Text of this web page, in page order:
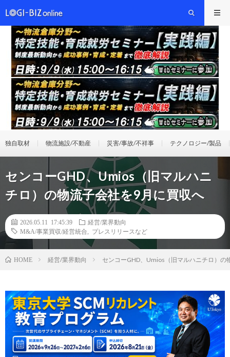
独自取材 物流施設/不動産 災害/事故/不祥事 テクノロジー/製品
センコーGHD、Umios（旧マルハニ
チロ）の物流子会社を9月に買収へ
2026.05.11 17:45:39
経営/業界動向
M&A/事業買収/経営統合
プレスリリースなど
HOME 経営/業界動向 センコーGHD、Umios（旧マルハニチロ）の